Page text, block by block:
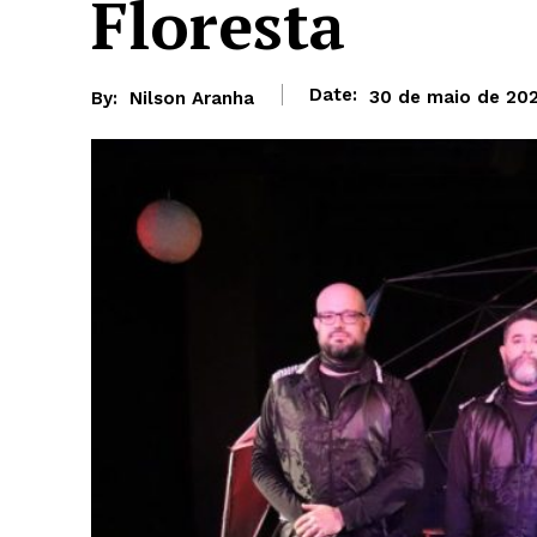
Floresta
By: Nilson Aranha Date: 30 de maio de